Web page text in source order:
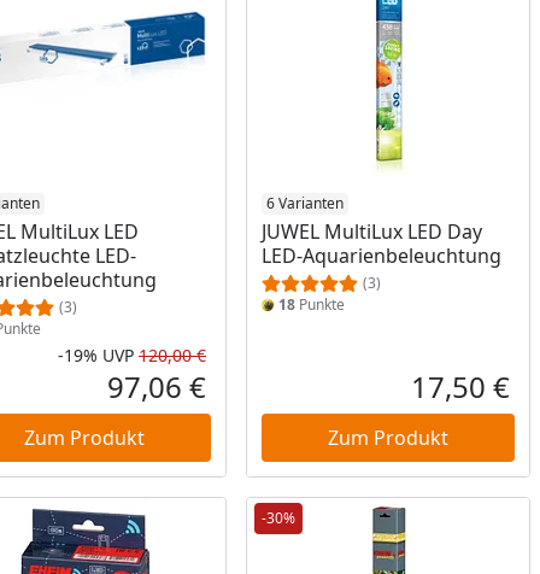
Preis
MultiLux LED
LED-
(3)
Rabatt in Prozent
-19%
Ursprünglicher Preis
UVP 120,00 €
Aktueller Preis
97,06 €
Zum Produkt
6 Varianten
JUWEL MultiLux LED Day
LED-Aquarienbeleuchtung
(3)
18 Punkte
17,50 €
Zum Produkt
-30%